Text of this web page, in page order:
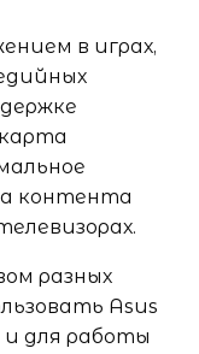
в играх,
контента
разных
Asus
и для работы